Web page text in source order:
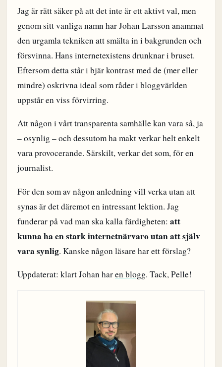
Jag är rätt säker på att det inte är ett aktivt val, men
genom sitt vanliga namn har Johan Larsson anammat
den urgamla tekniken att smälta in i bakgrunden och
försvinna. Hans internetexistens drunknar i bruset.
Eftersom detta står i bjär kontrast med de (mer eller
mindre) oskrivna ideal som råder i bloggvärlden
uppstår en viss förvirring.
Att någon i vårt transparenta samhälle kan vara så, ja
– osynlig – och dessutom ha makt verkar helt enkelt
vara provocerande. Särskilt, verkar det som, för en
journalist.
För den som av någon anledning vill verka utan att
synas är det däremot en intressant lektion. Jag
funderar på vad man ska kalla färdigheten: att
kunna ha en stark internetnärvaro utan att själv
vara synlig. Kanske någon läsare har ett förslag?
Uppdaterat: klart Johan haren blogg. Tack, Pelle!